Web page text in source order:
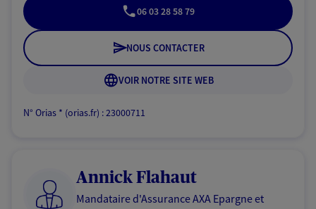
06 03 28 58 79
NOUS CONTACTER
VOIR NOTRE SITE WEB
N° Orias * (orias.fr) : 23000711
Annick Flahaut
Mandataire d'Assurance AXA Epargne et